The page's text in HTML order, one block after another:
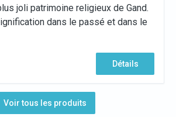
joli patrimoine religieux de Gand.
dans le passé et dans le
Détails
Voir tous les produits